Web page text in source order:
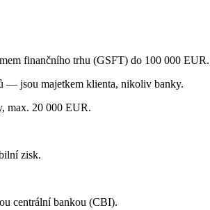
finančního trhu (GSFT) do 100 000 EUR.
— jsou majetkem klienta, nikoliv banky.
max. 20 000 EUR.
zisk.
centrální bankou (CBI).